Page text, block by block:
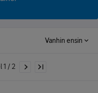
Vanhin ensin
1 / 2